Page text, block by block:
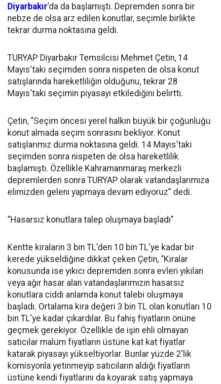
Diyarbakır'da da başlamıştı. Depremden sonra bir
nebze de olsa arz edilen konutlar, seçimle birlikte
tekrar durma noktasına geldi.
TURYAP Diyarbakır Temsilcisi Mehmet Çetin, 14
Mayıs'taki seçimden sonra nispeten de olsa konut
satışlarında hareketliliğin olduğunu, tekrar 28
Mayıs'taki seçimin piyasayı etkilediğini belirtti.
Çetin, “Seçim öncesi yerel halkın büyük bir çoğunluğu
konut almada seçim sonrasını bekliyor. Konut
satışlarımız durma noktasına geldi. 14 Mayıs'taki
seçimden sonra nispeten de olsa hareketlilik
başlamıştı. Özellikle Kahramanmaraş merkezli
depremlerden sonra TURYAP olarak vatandaşlarımıza
elimizden geleni yapmaya devam ediyoruz” dedi.
“Hasarsız konutlara talep oluşmaya başladı”
Kentte kiraların 3 bin TL'den 10 bin TL'ye kadar bir
kerede yükseldiğine dikkat çeken Çetin, “Kiralar
konusunda ise yıkıcı depremden sonra evleri yıkılan
veya ağır hasar alan vatandaşlarımızın hasarsız
konutlara ciddi anlamda konut talebi oluşmaya
başladı. Ortalama kira değeri 3 bin TL olan konutları 10
bin TL'ye kadar çıkardılar. Bu fahiş fiyatların önüne
geçmek gerekiyor. Özellikle de işin ehli olmayan
satıcılar malum fiyatların üstüne kat kat fiyatlar
katarak piyasayı yükseltiyorlar. Bunlar yüzde 2'lik
komisyonla yetinmeyip satıcıların aldığı fiyatların
üstüne kendi fiyatlarını da koyarak satış yapmaya